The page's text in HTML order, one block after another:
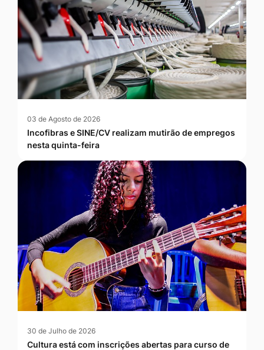
03 de Agosto de 2026
Incofibras e SINE/CV realizam mutirão de empregos
nesta quinta-feira
30 de Julho de 2026
Cultura está com inscrições abertas para curso de